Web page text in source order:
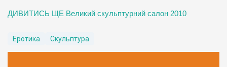
ДИВИТИСЬ ЩЕ Великий скульптурний салон 2010
Еротика Скульптура